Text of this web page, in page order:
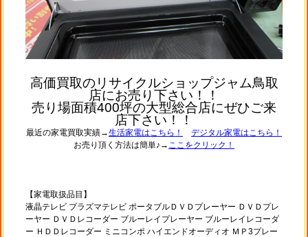
高価買取のリサイクルショップジャム鳥取
店にお売り下さい！！
売り場面積400坪の大型総合店にぜひご来
店下さい！！
最近の家電買取実績→生活家電はこちら！
デジタル家電はこちら！
お売り頂く方法は簡単♪→ ここをクリック！
【家電取扱品目】
液晶テレビ プラズマテレビ ポータブルＤＶＤプレーヤー ＤＶＤプレ
ーヤー ＤＶＤレコーダー ブルーレイプレーヤー ブルーレイレコーダ
ー ＨＤＤレコーダー ミニコンポ ハイエンドオーディオ ＭＰ3プレー